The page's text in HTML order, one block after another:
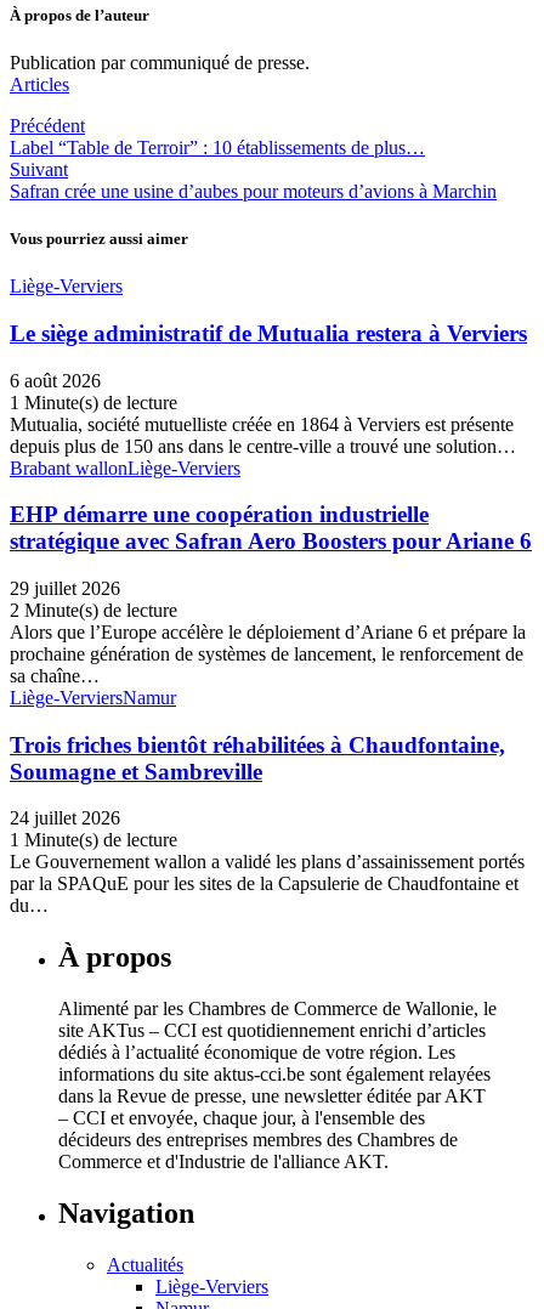
À propos de l’auteur
Publication par communiqué de presse.
Articles
Précédent
Label “Table de Terroir” : 10 établissements de plus…
Suivant
Safran crée une usine d’aubes pour moteurs d’avions à Marchin
Vous pourriez aussi aimer
Liège-Verviers
Le siège administratif de Mutualia restera à Verviers
6 août 2026
1 Minute(s) de lecture
Mutualia, société mutuelliste créée en 1864 à Verviers est présente
depuis plus de 150 ans dans le centre-ville a trouvé une solution…
Brabant wallonLiège-Verviers
EHP démarre une coopération industrielle
stratégique avec Safran Aero Boosters pour Ariane 6
29 juillet 2026
2 Minute(s) de lecture
Alors que l’Europe accélère le déploiement d’Ariane 6 et prépare la
prochaine génération de systèmes de lancement, le renforcement de
sa chaîne…
Liège-VerviersNamur
Trois friches bientôt réhabilitées à Chaudfontaine,
Soumagne et Sambreville
24 juillet 2026
1 Minute(s) de lecture
Le Gouvernement wallon a validé les plans d’assainissement portés
par la SPAQuE pour les sites de la Capsulerie de Chaudfontaine et
du…
À propos
Alimenté par les Chambres de Commerce de Wallonie, le
site AKTus – CCI est quotidiennement enrichi d’articles
dédiés à l’actualité économique de votre région. Les
informations du site aktus-cci.be sont également relayées
dans la Revue de presse, une newsletter éditée par AKT
– CCI et envoyée, chaque jour, à l'ensemble des
décideurs des entreprises membres des Chambres de
Commerce et d'Industrie de l'alliance AKT.
Navigation
Actualités
Liège-Verviers